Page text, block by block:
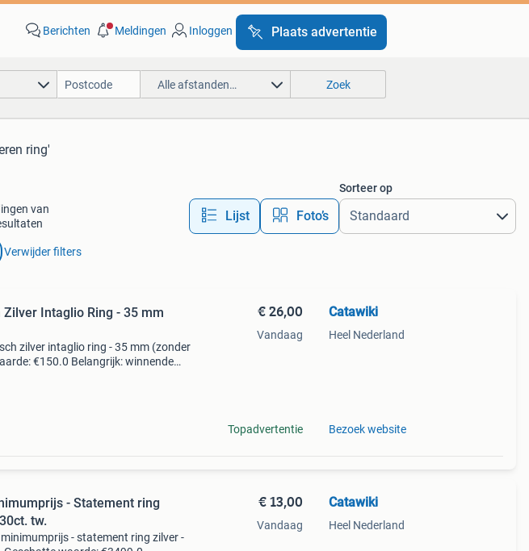
Berichten Meldingen Inloggen Plaats advertentie
Alle afstanden… Zoek
ring'
van
Lijst Foto’s
Sorteer op
Verwijder filters
Intaglio Ring - 35 mm
zilver intaglio ring - 35 mm (zonder
€150.0 Belangrijk: winnende
€ 26,00
Vandaag
Topadvertentie
Catawiki
Heel Nederland
Bezoek website
- Statement ring
tw.
- statement ring zilver -
€ 13,00
Vandaag
Catawiki
Heel Nederland